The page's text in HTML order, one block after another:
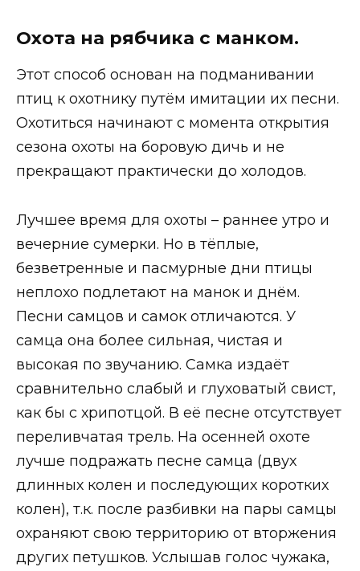
Охота на рябчика с манком.
Этот способ основан на подманивании
птиц к охотнику путём имитации их песни.
Охотиться начинают с момента открытия
сезона охоты на боровую дичь и не
прекращают практически до холодов.
Лучшее время для охоты – раннее утро и
вечерние сумерки. Но в тёплые,
безветренные и пасмурные дни птицы
неплохо подлетают на манок и днём.
Песни самцов и самок отличаются. У
самца она более сильная, чистая и
высокая по звучанию. Самка издаёт
сравнительно слабый и глуховатый свист,
как бы с хрипотцой. В её песне отсутствует
переливчатая трель. На осенней охоте
лучше подражать песне самца (двух
длинных колен и последующих коротких
колен), т.к. после разбивки на пары самцы
охраняют свою территорию от вторжения
других петушков. Услышав голос чужака,